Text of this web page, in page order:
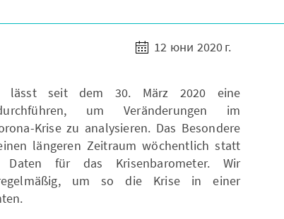
12 юни 2020 г.
lässt seit dem 30. März 2020 eine
um Veränderungen im
Krise zu analysieren. Das Besondere
längeren Zeitraum wöchentlich statt
für das Krisenbarometer. Wir
um so die Krise in einer